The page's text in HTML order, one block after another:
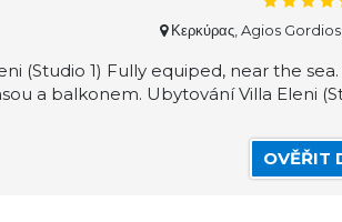
Κερκύρας, Agios
(Studio 1) Fully equiped, near the
a balkonem. Ubytování Villa Eleni
OVĚŘIT